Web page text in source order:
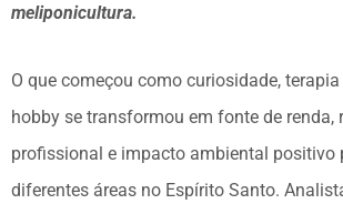
meliponicultura.
O que começou como curiosidade,
hobby se transformou em fonte de renda,
profissional e impacto ambiental positivo
diferentes áreas no Espírito Santo.